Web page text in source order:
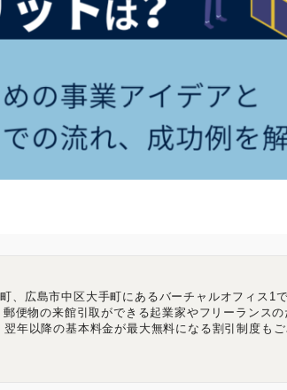
、広島市中区大手町にあるバーチャルオフィス1
便物の来館引取ができる起業家やフリーランスの
年以降の基本料金が最大無料になる割引制度もご
店 東京都渋谷区道玄坂1-16-6 二葉ビル8B バーチ
2-10-31 IWビル1F バーチャルオフィス1広島店 広